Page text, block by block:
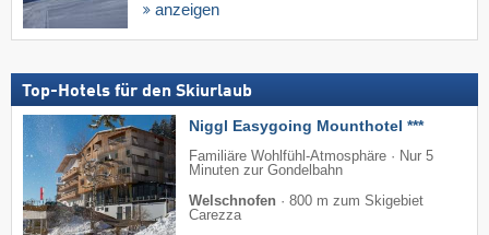
anzeigen
Top-Hotels für den Skiurlaub
Niggl Easygoing Mounthotel ***
Familiäre Wohlfühl-Atmosphäre · Nur 5
Minuten zur Gondelbahn
Welschnofen · 800 m zum Skigebiet
Carezza